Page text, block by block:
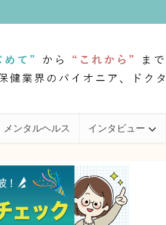
メンタルヘルス インタビュー